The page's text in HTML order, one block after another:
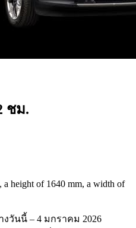
ชม.
height of 1640 mm, a width of
วันนี้ – 4 มกราคม 2026